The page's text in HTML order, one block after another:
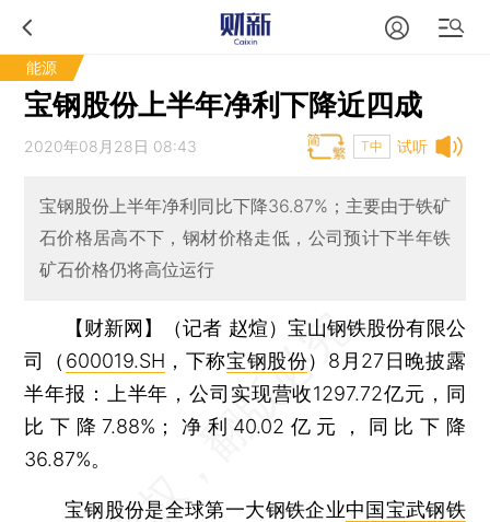
能源
宝钢股份上半年净利下降近四成
试听
2020年08月28日 08:43 T中
宝钢股份上半年净利同比下降36.87%；主要由于铁矿
石价格居高不下，钢材价格走低，公司预计下半年铁
矿石价格仍将高位运行
【财新网】（记者 赵煊） 宝山钢铁股份有限公
司（ 600019.SH ，下称宝钢股份）8月27日晚披露
半年报：上半年，公司实现营收1297.72亿元，同
比下降7.88%；净利40.02亿元，同比下降
36.87%。
宝钢股份是全球第一大钢铁企业中国宝武钢铁